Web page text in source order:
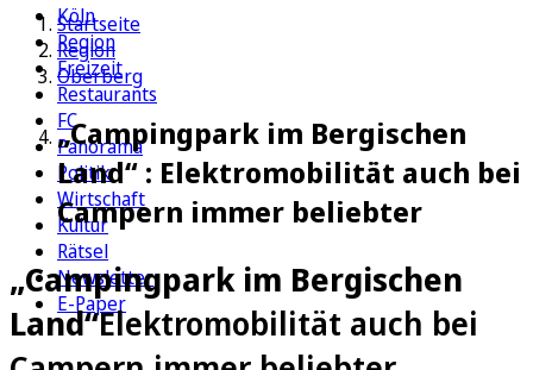
Köln
Region
Freizeit
Restaurants
FC
Panorama
Politik
Wirtschaft
Kultur
Rätsel
Newsletter
E-Paper
Startseite
Region
Oberberg
„Campingpark im Bergischen
Land“ : Elektromobilität auch bei
Campern immer beliebter
„Campingpark im Bergischen
Land“Elektromobilität auch bei